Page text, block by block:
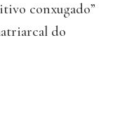
conxugado”
do